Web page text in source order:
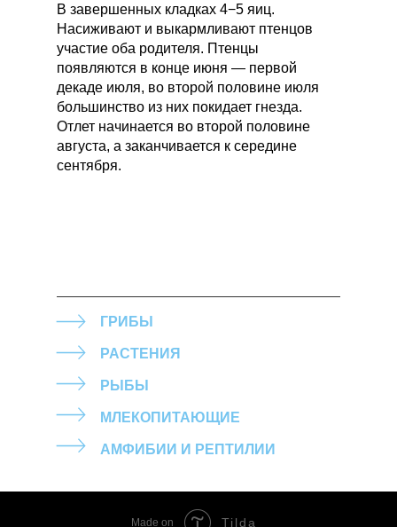
В завершенных кладках 4−5 яиц.
Насиживают и выкармливают птенцов
участие оба родителя. Птенцы
появляются в конце июня — первой
декаде июля, во второй половине июля
большинство из них покидает гнезда.
Отлет начинается во второй половине
августа, а заканчивается к середине
сентября.
ГРИБЫ
РАСТЕНИЯ
РЫБЫ
МЛЕКОПИТАЮЩИЕ
АМФИБИИ И РЕПТИЛИИ
Made on Tilda